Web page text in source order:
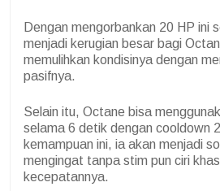
Dengan mengorbankan 20 HP ini
menjadi kerugian besar bagi
memulihkan kondisinya dengan
pasifnya.
Selain itu, Octane bisa
selama 6 detik dengan cooldown
kemampuan ini, ia akan menjadi
mengingat tanpa stim pun ciri
kecepatannya.